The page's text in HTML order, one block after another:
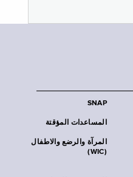
SNAP
المساعدات المؤقتة
المرآة والرضع والاطفال
(WIC)